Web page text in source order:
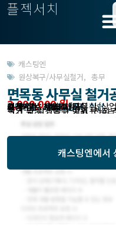
플젝서치
캐스팅엔
원상복구/사무실철거, 총무
면목동 사무실 철거
2,000,000 원
작업방식 : 캐스팅엔에서 확인
모집기한 : 2022.02.27
예상기간 : 1개월
고객위치 : 서울 중랑구
시공 장소 유형 사무실
원하시는 서비스 [사무실/상
철거 및 원상복구 범위 [천장
공사 지역 서울시 중랑구 면
캐스팅엔에서